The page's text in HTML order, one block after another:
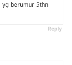
yg berumur 5thn
Reply